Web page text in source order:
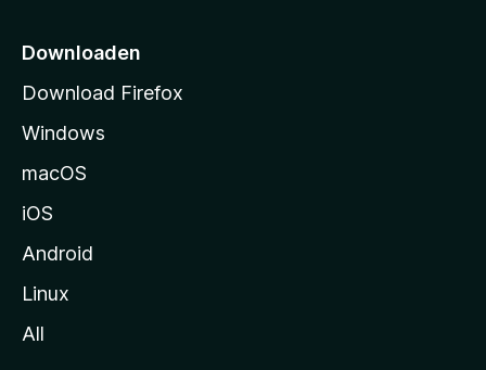
p
g
i
Downloaden
Download Firefox
Windows
macOS
iOS
Android
Linux
All